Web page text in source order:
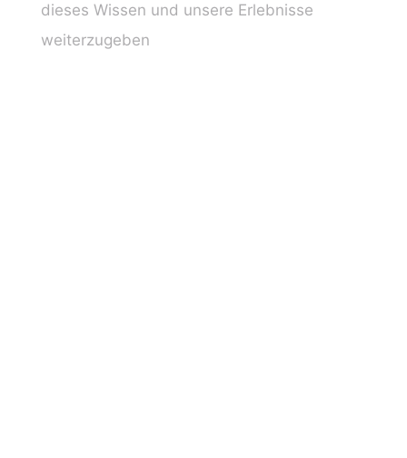
dieses Wissen und unsere Erlebnisse
weiterzugeben